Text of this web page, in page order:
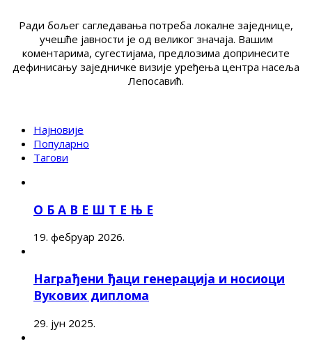
Ради бољег сагледавања потреба локалне заједнице,
учешће јавности је од великог значаја. Вашим
коментарима, сугестијама, предлозима допринесите
дефинисању заједничке визије уређења центра насеља
Лепосавић.
Најновије
Популарно
Тагови
О Б А В Е Ш Т Е Њ Е
19. фебруар 2026.
Награђени ђаци генерација и носиоци
Вукових диплома
29. јун 2025.